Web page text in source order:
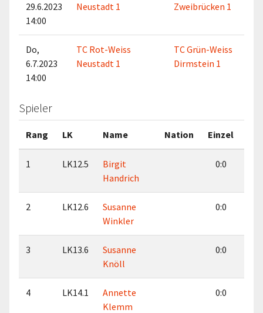
29.6.2023
14:00
Neustadt 1
Zweibrücken 1
Do,
6.7.2023
14:00
TC Rot-Weiss
Neustadt 1
TC Grün-Weiss
Dirmstein 1
Spieler
Rang LK Name Nation Einzel
1 LK12.5
Birgit
Handrich
0:0
2 LK12.6
Susanne
Winkler
0:0
3 LK13.6
Susanne
Knöll
0:0
4 LK14.1
Annette
Klemm
0:0